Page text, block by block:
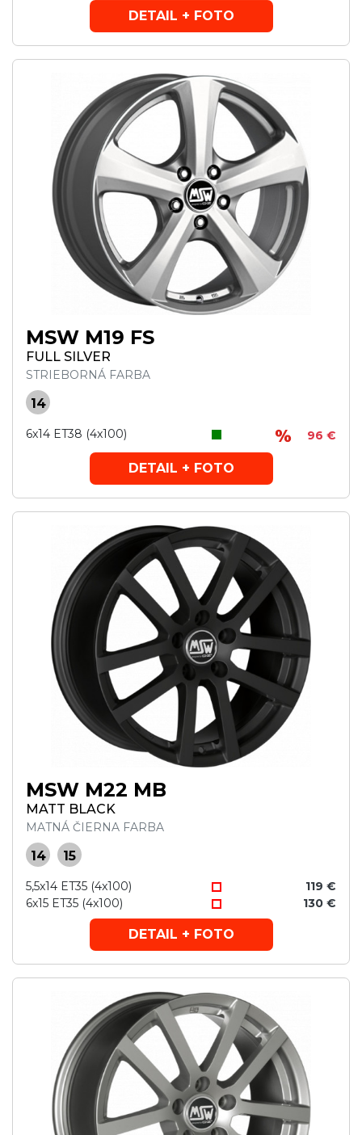
DETAIL + FOTO
MSW M19 FS
FULL SILVER
STRIEBORNÁ FARBA
14
6x14 ET38 (4x100) 96 €
DETAIL + FOTO
MSW M22 MB
MATT BLACK
MATNÁ ČIERNA FARBA
14 15
5,5x14 ET35 (4x100)
119 €
6x15 ET35 (4x100)
130 €
DETAIL + FOTO